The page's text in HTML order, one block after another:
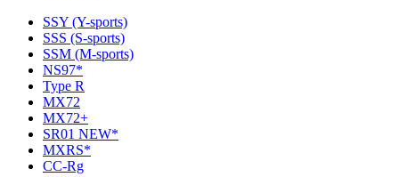
SSY (Y-sports)
SSS (S-sports)
SSM (M-sports)
NS97*
Type R
MX72
MX72+
SR01 NEW*
MXRS*
CC-Rg